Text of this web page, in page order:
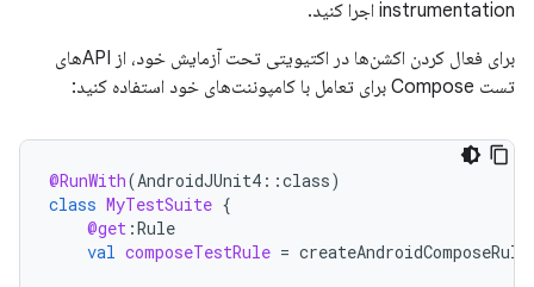
instrumentation اجرا کنید.
برای فعال کردن اکشن‌ها در اکتیویتی تحت آزمایش خود، از APIهای
تست Compose برای تعامل با کامپوننت‌های خود استفاده کنید:
@RunWith(AndroidJUnit4 ::class)
class MyTestSuite {
@get :Rule
val composeTestRule =